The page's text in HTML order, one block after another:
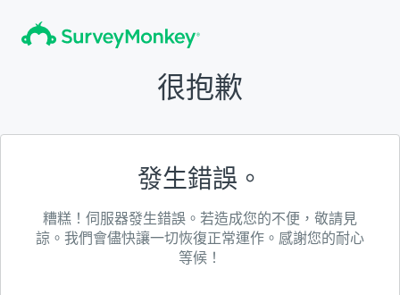
很抱歉
發生錯誤。
糟糕！伺服器發生錯誤。若造成您的不便，敬請見
諒。我們會儘快讓一切恢復正常運作。感謝您的耐心
等候！